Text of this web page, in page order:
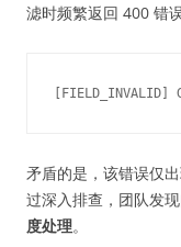
滤时频繁返回 400 错
矛盾的是，该错误仅
过深入排查，团队发
度处理。